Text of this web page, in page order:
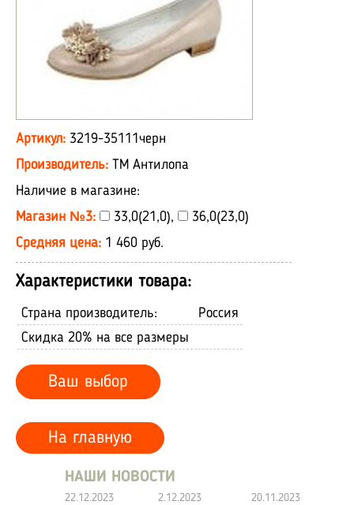
Артикул: 3219-35111черн
Производитель: ТМ Антилопа
Наличие в магазине:
Магазин №3:
33,0(21,0),
36,0(23,0)
Средняя цена: 1 460 руб.
Характеристики товара:
Страна производитель:
Россия
Скидка 20% на все размеры
Ваш выбор
На главную
НАШИ НОВОСТИ
22.12.2023 2.12.2023 20.11.2023